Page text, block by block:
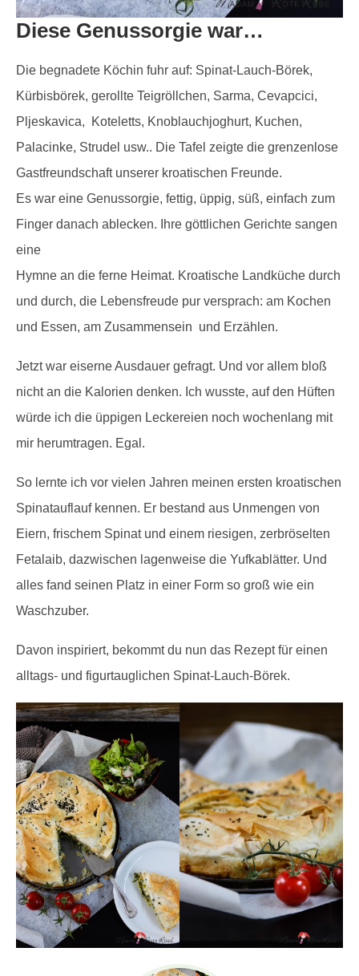
Diese Genussorgie war…
Die begnadete Köchin fuhr auf: Spinat-Lauch-Börek,
Kürbisbörek, gerollte Teigröllchen, Sarma, Cevapcici,
Pljeskavica, Koteletts, Knoblauchjoghurt, Kuchen,
Palacinke, Strudel usw.. Die Tafel zeigte die grenzenlose
Gastfreundschaft unserer kroatischen Freunde.
Es war eine Genussorgie, fettig, üppig, süß, einfach zum
Finger danach ablecken. Ihre göttlichen Gerichte sangen
eine
Hymne an die ferne Heimat. Kroatische Landküche durch
und durch, die Lebensfreude pur versprach: am Kochen
und Essen, am Zusammensein und Erzählen.
Jetzt war eiserne Ausdauer gefragt. Und vor allem bloß
nicht an die Kalorien denken. Ich wusste, auf den Hüften
würde ich die üppigen Leckereien noch wochenlang mit
mir herumtragen. Egal.
So lernte ich vor vielen Jahren meinen ersten kroatischen
Spinatauflauf kennen. Er bestand aus Unmengen von
Eiern, frischem Spinat und einem riesigen, zerbröselten
Fetalaib, dazwischen lagenweise die Yufkablätter. Und
alles fand seinen Platz in einer Form so groß wie ein
Waschzuber.
Davon inspiriert, bekommt du nun das Rezept für einen
alltags- und figurtauglichen Spinat-Lauch-Börek.